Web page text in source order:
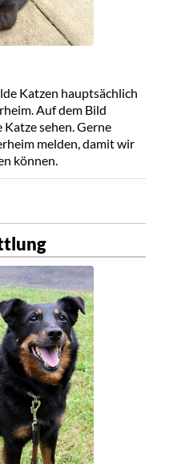
Katzen hauptsächlich
Auf dem Bild
sehen. Gerne
melden, damit wir
können.